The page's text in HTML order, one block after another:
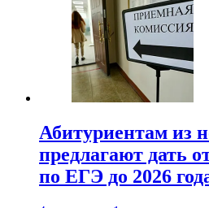
Абитуриентам из
предлагают дать
по ЕГЭ до 2026